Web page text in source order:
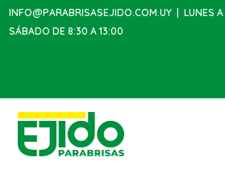
INFO@PARABRISASEJIDO.COM.UY | LUNES
SÁBADO DE 8:30 A 13:00